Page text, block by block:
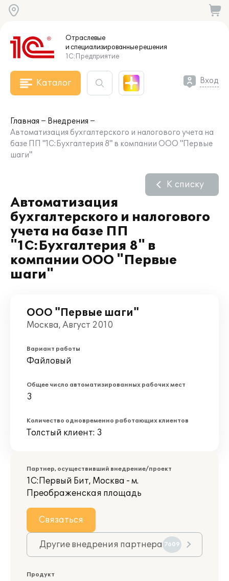
Отраслевые
и специализированныерешения
1С:Предприятие
Каталог Вход
Главная
Внедрения
Автоматизация бухгалтерского и налогового учета на
базе ПП "1С:Бухгалтерия 8" в компании ООО "Первые
шаги"
Автоматизация
бухгалтерского и налогового
учета на базе ПП
"1С:Бухгалтерия 8" в
компании ООО "Первые
шаги"
К списку
ООО "Первые шаги"
Москва, Август 2010
Вариант работы
Файловый
Общее число автоматизированных рабочих мест
3
Количество одновременно работающих клиентов
Толстый клиент: 3
Партнер, осуществивший внедрение/проект
1С:Первый Бит, Москва - м.
Преображенская площадь
Связаться
Другие внедрения партнера 7609
Продукт